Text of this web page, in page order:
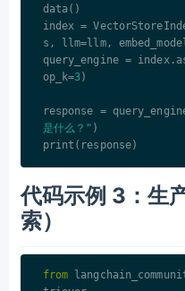
data()
index =
s, llm=llm,
query_engine =
op_k=3)
response =
是什么？" )
代码示例 3：生
索）
from